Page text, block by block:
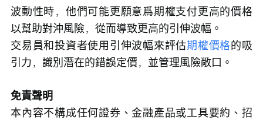
波動性時，他們可能更願意爲期權支付更高的價格
以幫助對沖風險，從而導致更高的引伸波幅。
交易員和投資者使用引伸波幅來評估期權價格的吸
引力，識別潛在的錯誤定價，並管理風險敞口。
免責聲明
本內容不構成任何證券、金融產品或工具要約、招